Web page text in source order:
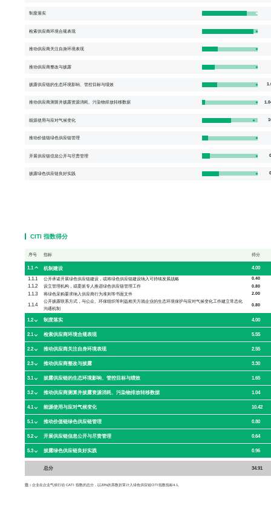
制度落实
检索供应商环境合规表现
推动供应商关注自身环境表现
推动供应商整改与披露
披露供应链的生态环境影响、管控目标与绩效
推动供应商测算并披露资源消耗、污染物排放转移数据
能源使用与应对气候变化
推动价值链绿色供应链管理
开展供应链信息公开与尽责管理
披露绿色供应链良好实践
CITI 指数得分
序号 指标 得分
1.1 机制建设
4.00
1.1.1
公开承诺开展绿色供应链建设，或将绿色供应链建设纳入可持续发展战略 0.40
1.1.2 设立管理机构，或委派专人推进绿色供应链管理工作 0.80
1.1.3 将绿色采购要求纳入供应商行为准则等书面文件 2.00
1.1.4
公开披露联系方式，与公众、环保组织等利益相关方就企业的生态环境保护与应对气候变化工作建立常态化
沟通机制
0.80
1.2 制度落实 4.00
2.1 检索供应商环境合规表现 5.55
2.2 推动供应商关注自身环境表现 2.55
2.3 推动供应商整改与披露 3.30
3.1 披露供应链的生态环境影响、管控目标与绩效 1.65
3.2 推动供应商测算并披露资源消耗、污染物排放转移数据 1.04
4.1 能源使用与应对气候变化 10.42
5.1 推动价值链绿色供应链管理 0.80
5.2 开展供应链信息公开与尽责管理 0.64
5.3 披露绿色供应链良好实践 0.96
总分 34.91
注： 企业在企业气候行动 CATI 指数的总分，以20%的系数折算计入绿色供应链CITI指数指标4.1。